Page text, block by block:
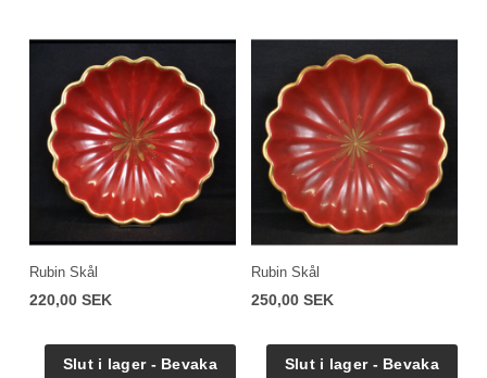
Rubin Skål
220,00 SEK
Rubin Skål
250,00 SEK